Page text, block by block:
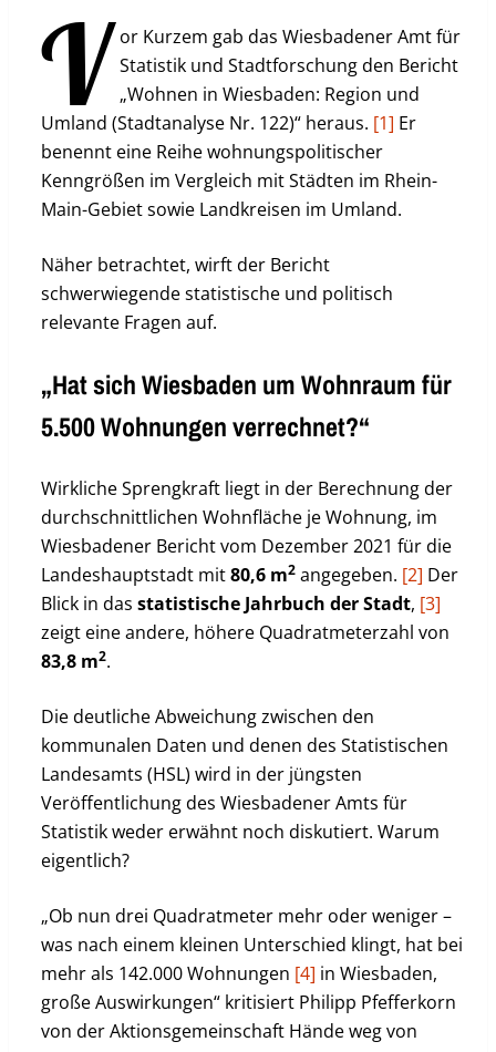
V or Kurzem gab das Wiesbadener Amt für
Statistik und Stadtforschung den Bericht
„Wohnen in Wiesbaden: Region und
Umland (Stadtanalyse Nr. 122)“ heraus. [1] Er
benennt eine Reihe wohnungspolitischer
Kenngrößen im Vergleich mit Städten im Rhein-
Main-Gebiet sowie Landkreisen im Umland.
Näher betrachtet, wirft der Bericht
schwerwiegende statistische und politisch
relevante Fragen auf.
„Hat sich Wiesbaden um Wohnraum für
5.500 Wohnungen verrechnet?“
Wirkliche Sprengkraft liegt in der Berechnung der
durchschnittlichen Wohnfläche je Wohnung, im
Wiesbadener Bericht vom Dezember 2021 für die
Landeshauptstadt mit80,6 m2angegeben. [2] Der
Blick in das statistische Jahrbuch der Stadt, [3]
zeigt eine andere, höhere Quadratmeterzahl von
83,8 m2.
Die deutliche Abweichung zwischen den
kommunalen Daten und denen des Statistischen
Landesamts (HSL) wird in der jüngsten
Veröffentlichung des Wiesbadener Amts für
Statistik weder erwähnt noch diskutiert. Warum
eigentlich?
„Ob nun drei Quadratmeter mehr oder weniger –
was nach einem kleinen Unterschied klingt, hat bei
mehr als 142.000 Wohnungen [4] in Wiesbaden,
große Auswirkungen“ kritisiert Philipp Pfefferkorn
von der Aktionsgemeinschaft Hände weg von